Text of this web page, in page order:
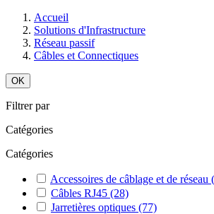
Accueil
Solutions d'Infrastructure
Réseau passif
Câbles et Connectiques
OK
Filtrer par
Catégories
Catégories
Accessoires de câblage et de réseau
Câbles RJ45 (28)
Jarretières optiques (77)